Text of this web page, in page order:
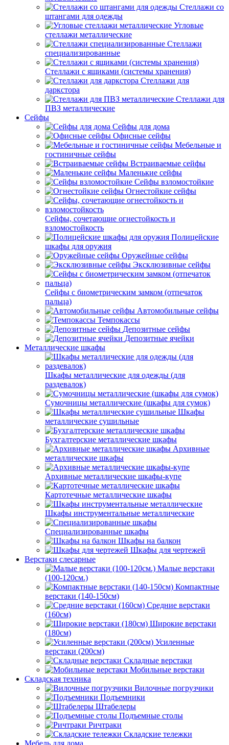
Стеллажи со
штангами для одежды
Угловые
стеллажи металлические
Стеллажи
специализированные
Стеллажи с ящиками (системы хранения)
Стеллажи для
даркстора
Стеллажи для
ПВЗ металлические
Сейфы
Сейфы для дома
Офисные сейфы
Мебельные и
гостиничные сейфы
Встраиваемые сейфы
Маленькие сейфы
Сейфы взломостойкие
Огнестойкие сейфы
Сейфы, сочетающие огнестойкость и
взломостойкость
Полицейские
шкафы для оружия
Оружейные сейфы
Эксклюзивные сейфы
Сейфы с биометрическим замком (отпечаток
пальца)
Автомобильные сейфы
Темпокассы
Депозитные сейфы
Депозитные ячейки
Металлические шкафы
Шкафы металлические для одежды (для
раздевалок)
Сумочницы металлические (шкафы для сумок)
Шкафы
металлические сушильные
Бухгалтерские металлические шкафы
Архивные
металлические шкафы
Архивные металлические шкафы-купе
Картотечные металлические шкафы
Шкафы инструментальные металлические
Специализированные шкафы
Шкафы на балкон
Шкафы для чертежей
Верстаки слесарные
Малые верстаки
(100-120см.)
Компактные
верстаки (140-150см)
Средние верстаки
(160см)
Широкие верстаки
(180см)
Усиленные
верстаки (200см)
Складные верстаки
Мобильные верстаки
Складская техника
Вилочные погрузчики
Подъемники
Штабелеры
Подъемные столы
Ричтраки
Складские тележки
Мебель для дома